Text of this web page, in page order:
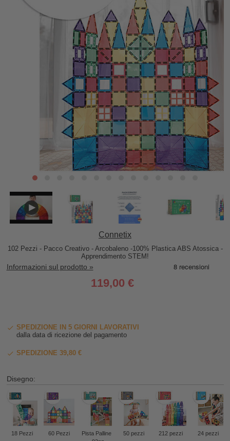
Connetix
102 Pezzi - Pacco Creativo - Arcobaleno -100% Plastica ABS Atossica -
Apprendimento STEM!
Informazioni sul prodotto »
119,00 €
SPEDIZIONE IN 5 GIORNI LAVORATIVI
dalla data di ricezione del pagamento
SPEDIZIONE 39,80 €
Disegno:
18 Pezzi 60 Pezzi
Pista Palline
50 pezzi 212 pezzi 24 pezzi